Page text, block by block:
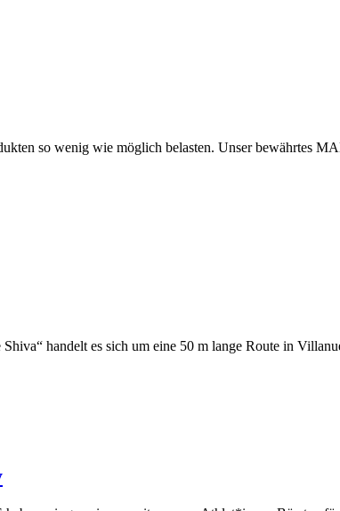
so wenig wie möglich belasten. Unser bewährtes
handelt es sich um eine 50 m lange Route in